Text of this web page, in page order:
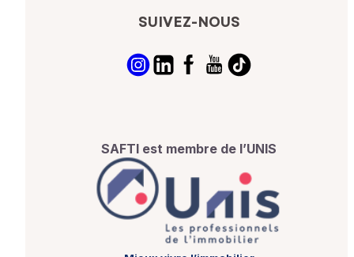
SUIVEZ-NOUS
SAFTI est membre de l’UNIS